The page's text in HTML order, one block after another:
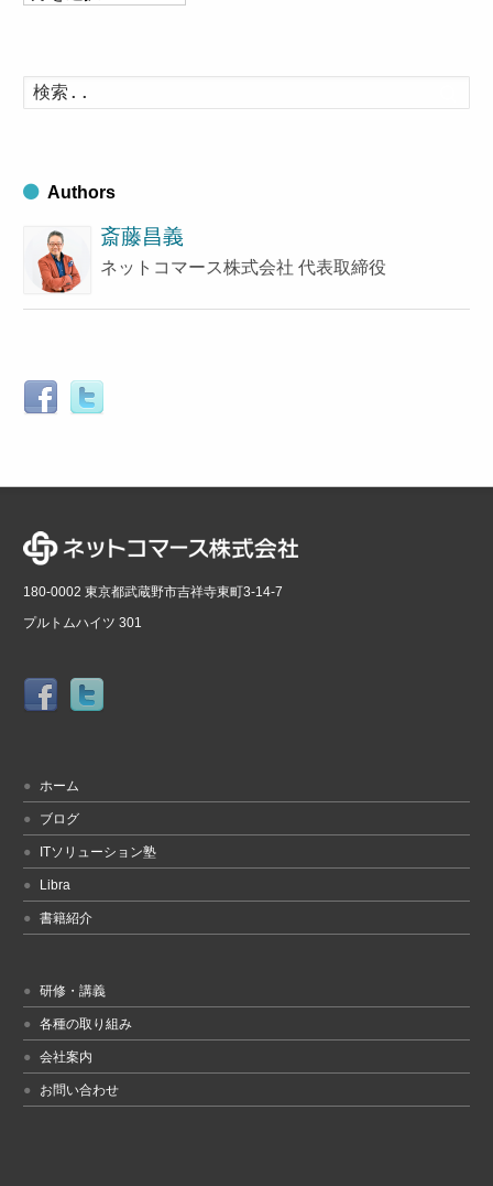
イ
ブ
索
Authors
斎藤昌義
ネットコマース株式会社 代表取締役
180-0002 東京都武蔵野市吉祥寺東町3-14-7
プルトムハイツ 301
ホーム
ブログ
ITソリューション塾
Libra
書籍紹介
研修・講義
各種の取り組み
会社案内
お問い合わせ